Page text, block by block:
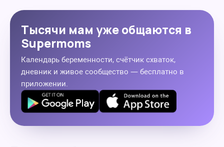
Тысячи мам уже общаются в
Supermoms
Календарь беременности, счётчик схваток,
дневник и живое сообщество — бесплатно в
приложении.